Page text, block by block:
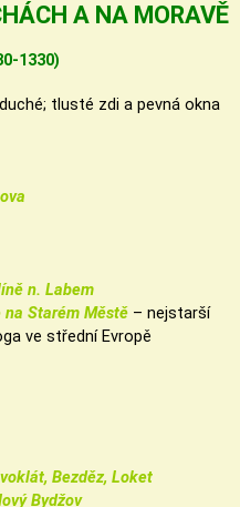
A NA MORAVĚ
1330)
tlusté zdi a pevná okna
n. Labem
na Starém Městě – nejstarší
ve střední Evropě
Bezděz, Loket
Bydžov